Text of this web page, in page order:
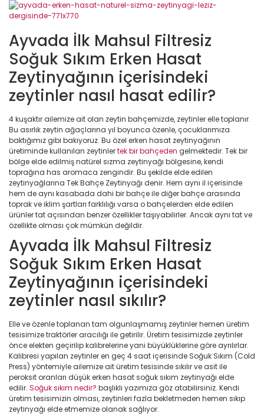
Ayvada İlk Mahsul Filtresiz
Soğuk Sıkım Erken Hasat
Zeytinyağının içerisindeki
zeytinler nasıl hasat edilir?
4 kuşaktır ailemize ait olan zeytin bahçemizde, zeytinler elle toplanır.
Bu asırlık zeytin ağaçlarına yıl boyunca özenle, çocuklarımıza
baktığımız gibi bakıyoruz. Bu özel erken hasat zeytinyağının
üretiminde kullanılan zeytinlertek bir bahçeden gelmektedir. Tek bir
bölge elde edilmiş natürel sızma zeytinyağı bölgesine, kendi
toprağına has aromaca zengindir. Bu şekilde elde edilen
zeytinyağlarına Tek Bahçe Zeytinyağı denir. Hem aynı il içerisinde
hem de aynı kasabada dahi bir bahçe ile diğer bahçe arasında
toprak ve iklim şartları farklılığı varsa o bahçelerden elde edilen
ürünler tat açısından benzer özellikler taşıyabilirler. Ancak aynı tat ve
özellikte olması çok mümkün değildir.
Ayvada İlk Mahsul Filtresiz
Soğuk Sıkım Erken Hasat
Zeytinyağının içerisindeki
zeytinler nasıl sıkılır?
Elle ve özenle toplanan tam olgunlaşmamış zeytinler hemen üretim
tesisimize traktörler aracılığı ile getirilir. Üretim tesisimizde zeytinler
önce elekten geçirilip kalibrelerine yani büyüklüklerine göre ayrılırlar.
Kalibresi yapılan zeytinler en geç 4 saat içerisinde Soğuk Sıkım (Cold
Press) yöntemiyle ailemize ait üretim tesisinde sıkılır ve asit ile
peroksit oranları düşük erken hasat soğuk sıkım zeytinyağı elde
edilir. Soğuk sıkım nedir? başlıklı yazımıza göz atabilirsiniz. Kendi
üretim tesisimizin olması, zeytinleri fazla bekletmeden hemen sıkıp
zeytinyağı elde etmemize olanak sağlıyor.